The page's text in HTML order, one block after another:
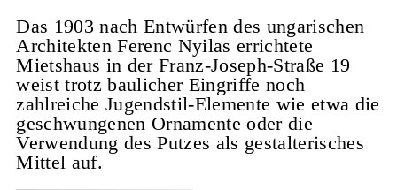
Das 1903 nach Entwürfen des ungarischen
Architekten Ferenc Nyilas errichtete
Mietshaus in der Franz-Joseph-Straße 19
weist trotz baulicher Eingriffe noch
zahlreiche Jugendstil-Elemente wie etwa die
geschwungenen Ornamente oder die
Verwendung des Putzes als gestalterisches
Mittel auf.